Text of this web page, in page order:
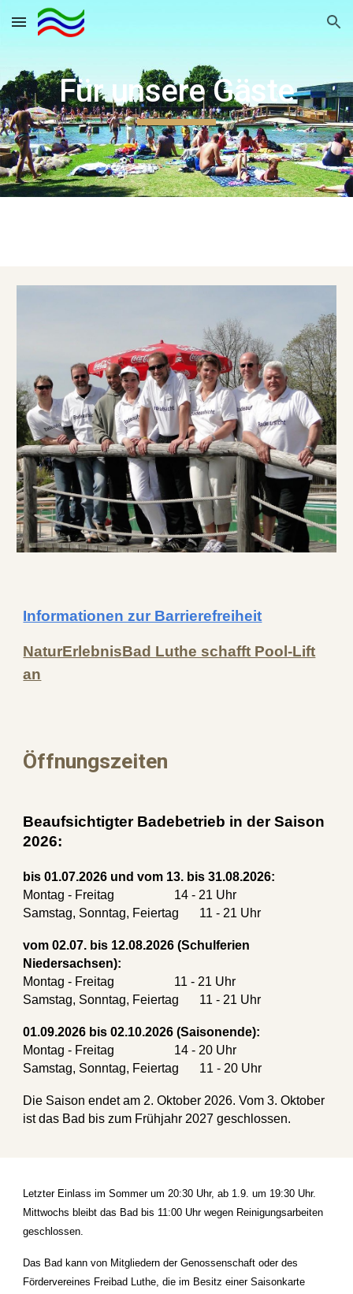
Skip to main content Skip to navigation
Für unsere Gäste
Informationen zur Barrierefreiheit
NaturErlebnisBad Luthe schafft Pool-Lift
an
Öffnungszeiten
Beaufsichtigter Badebetrieb in der Saison
2026:
bis 01.07.2026 und vom 13. bis 31.08.2026:
Montag - Freitag
14 - 21 Uhr
Samstag, Sonntag, Feiertag
11 - 21 Uhr
vom 02.07. bis 12.08.2026 (Schulferien
Niedersachsen):
Montag - Freitag
11 - 21 Uhr
Samstag, Sonntag, Feiertag
11 - 21 Uhr
01.09.2026 bis 02.10.2026 (Saisonende):
Montag - Freitag
14 - 20 Uhr
Samstag, Sonntag, Feiertag
11 - 20 Uhr
Die Saison endet am 2. Oktober 2026. Vom 3. Oktober
ist das Bad bis zum Frühjahr 2027 geschlossen.
Letzter Einlass im Sommer um 20:30 Uhr, ab 1.9. um 19:30 Uhr.
Mittwochs bleibt das Bad bis 11:00 Uhr wegen Reinigungsarbeiten
geschlossen.
Das Bad kann von Mitgliedern der Genossenschaft oder des
Fördervereines Freibad Luthe, die im Besitz einer Saisonkarte